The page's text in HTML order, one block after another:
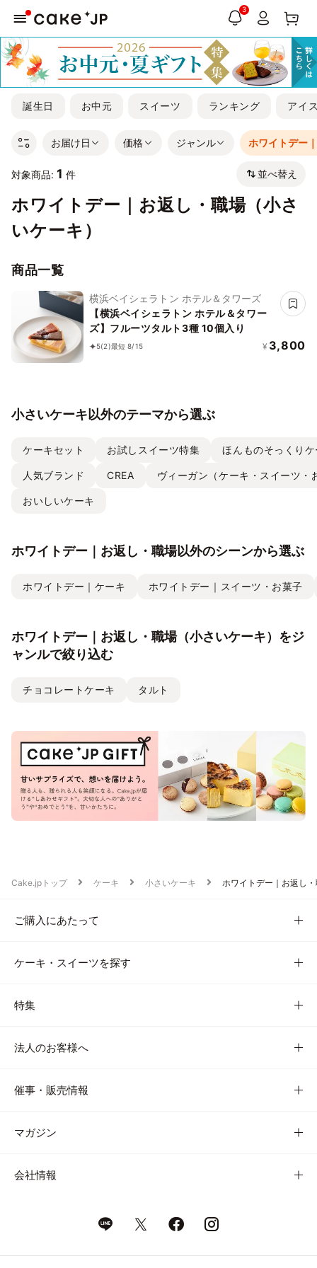
3
誕生日 お中元 スイーツ ランキング アイ
お届け日 価格 ジャンル ホワイトデー
対象商品: 1 件 並べ替え
ホワイトデー｜お返し・職場（小さ
いケーキ）
商品一覧
横浜ベイシェラトン ホテル＆タワーズ
【横浜ベイシェラトン ホテル＆タワー
ズ】フルーツタルト3種 10個入り
5(2)最短 8/15 ¥ 3,800
小さいケーキ以外のテーマから選ぶ
ケーキセット お試しスイーツ特集 ほんものそっくり
人気ブランド CREA ヴィーガン（ケーキ・スイーツ・
おいしいケーキ
ホワイトデー｜お返し・職場以外のシーンから選ぶ
ホワイトデー｜ケーキ ホワイトデー｜スイーツ・お菓子
ホワイトデー｜お返し・職場（小さいケーキ）をジ
ャンルで絞り込む
チョコレートケーキ タルト
Cake.jpトップ ケーキ 小さいケーキ ホワイトデー｜お返し
ご購入にあたって
ケーキ・スイーツを探す
特集
法人のお客様へ
催事・販売情報
マガジン
会社情報